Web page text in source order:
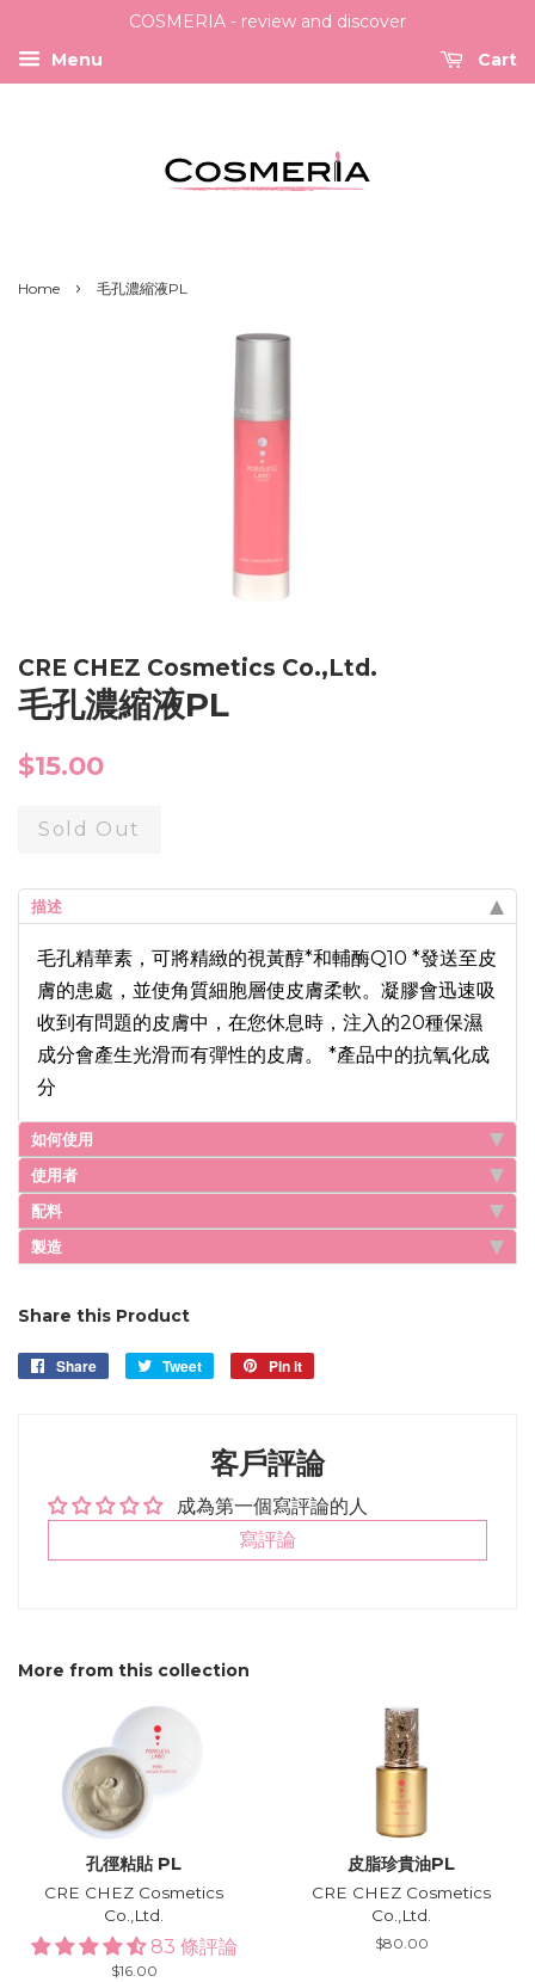
COSMERIA - review and discover
Menu
Cart
Home › 毛孔濃縮液PL
CRE CHEZ Cosmetics Co.,Ltd.
毛孔濃縮液PL
Regular
$15.00
Sold Out
描述
毛孔精華素，可將精緻的視黃醇*和輔酶Q10 *發送至皮
膚的患處，並使角質細胞層使皮膚柔軟。凝膠會迅速吸
收到有問題的皮膚中，在您休息時，注入的20種保濕
成分會產生光滑而有彈性的皮膚。 *產品中的抗氧化成
分
如何使用
使用者
配料
製造
Share this Product
Share
Share
Tweet
Tweet
Pin it
客戶評論
成為第一個寫評論的人
寫評論
More from this collection
孔徑粘貼 PL
CRE CHEZ Cosmetics
Co.,Ltd.
83 條評論
Regular
$16.00
皮脂珍貴油PL
CRE CHEZ Cosmetics
Co.,Ltd.
Regular
$80.00